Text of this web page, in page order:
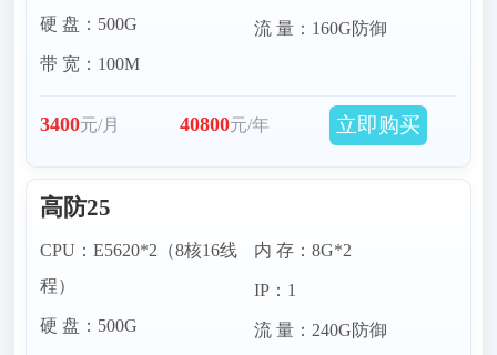
硬 盘：500G
带 宽：100M
流 量：160G防御
3400元/月 40800元/年 立即购买
高防25
CPU：E5620*2（8核16线
程）
硬 盘：500G
内 存：8G*2
IP：1
流 量：240G防御